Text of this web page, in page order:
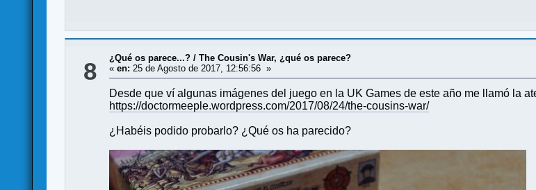
8 ¿Qué os parece...? /The Cousin's War, ¿qué os parece?
«en: 25 de Agosto de 2017, 12:56:56 »
Desde que ví algunas imágenes del juego en la UK Games de este año me llamó la
https://doctormeeple.wordpress.com/2017/08/24/the-cousins-war/
¿Habéis podido probarlo? ¿Qué os ha parecido?